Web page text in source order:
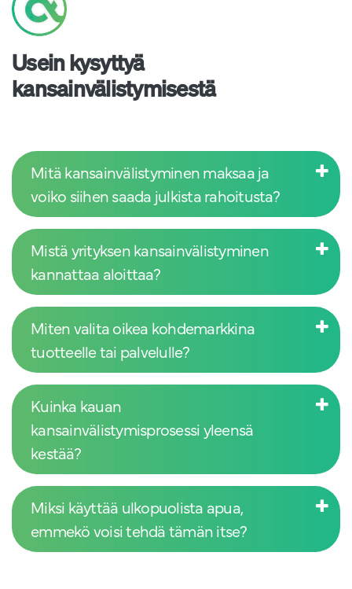
Usein kysyttyä
kansainvälistymisestä
Mitä kansainvälistyminen maksaa ja
voiko siihen saada julkista rahoitusta?
Mistä yrityksen kansainvälistyminen
kannattaa aloittaa?
Miten valita oikea kohdemarkkina
tuotteelle tai palvelulle?
Kuinka kauan
kansainvälistymisprosessi yleensä
kestää?
Miksi käyttää ulkopuolista apua,
emmekö voisi tehdä tämän itse?